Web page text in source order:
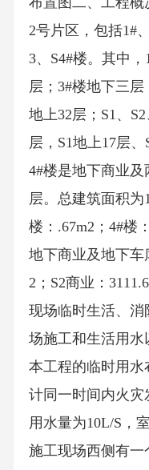
2号片区，包括1#
3、S4#楼。其中
层；3#楼地下三层
地上32层；S1、
层，S1地上17层
4#楼是地下商业
层。总建筑面积为
楼：.67m2；4#楼
地下商业及地下车
2；S2商业：
现场临时生活、
场施工和生活用水
本工程的临时用水
计同一时间内火
用水量为10L/S，
施工现场西侧有